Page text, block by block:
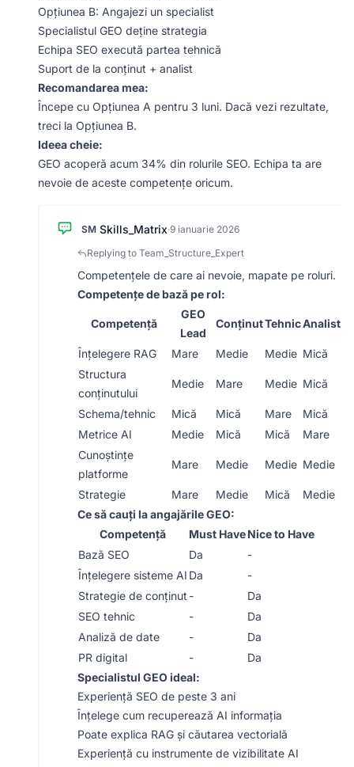
Opțiunea B: Angajezi un specialist
Specialistul GEO deține strategia
Echipa SEO execută partea tehnică
Suport de la conținut + analist
Recomandarea mea:
Începe cu Opțiunea A pentru 3 luni. Dacă vezi rezultate,
treci la Opțiunea B.
Ideea cheie:
GEO acoperă acum 34% din rolurile SEO. Echipa ta are
nevoie de aceste competențe oricum.
SM Skills_Matrix·9 ianuarie 2026
Replying to Team_Structure_Expert
Competențele de care ai nevoie, mapate pe roluri.
Competențe de bază pe rol:
Competență
GEO
Lead
ConținutTehnicAnalist
Înțelegere RAG Mare Medie Medie Mică
Structura
conținutului
Medie Mare Medie Mică
Schema/tehnic Mică Mică Mare
Mică
Metrice AI
Medie Mică Mică
Mare
Cunoștințe
platforme
Mare Medie Medie Medie
Strategie Mare Medie Mică
Medie
Ce să cauți la angajările GEO:
Competență
Must HaveNice to Have
Bază SEO
Da
-
Înțelegere sisteme AI Da
-
Strategie de conținut -
Da
SEO tehnic
-
Da
Analiză de date
-
Da
PR digital
-
Da
Specialistul GEO ideal:
Experiență SEO de peste 3 ani
Înțelege cum recuperează AI informația
Poate explica RAG și căutarea vectorială
Experiență cu instrumente de vizibilitate AI